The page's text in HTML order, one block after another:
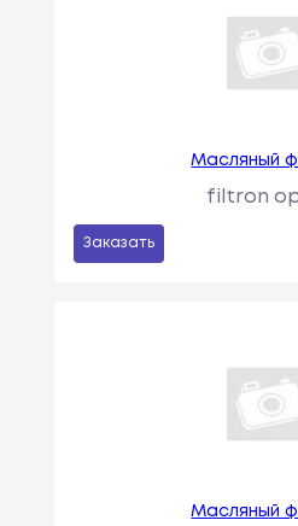
Масляный
filtron
Заказать
Масляный